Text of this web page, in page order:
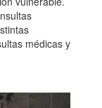
médicas y